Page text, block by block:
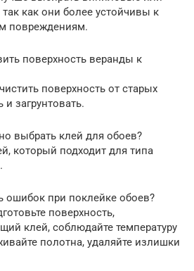
как они более устойчивы к
повреждениям.
поверхность веранды к
поверхность от старых
загрунтовать.
выбрать клей для обоев?
который подходит для типа
ошибок при поклейке обоев?
поверхность,
клей, соблюдайте температуру
полотна, удаляйте излишки